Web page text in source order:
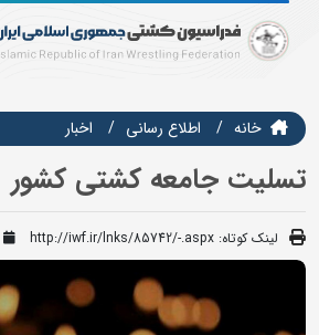
خانه اطلاع رسانی اخبار
تسلیت جامعه کشتی کشور
لینک کوتاه: http://iwf.ir/lnks/85742/-.aspx